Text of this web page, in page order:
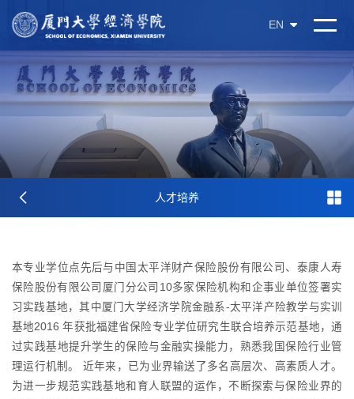
EN
人才培养
本专业学位点先后与中国太平洋财产保险股份有限公司、泰康人寿
保险股份有限公司厦门分公司10多家保险机构和企事业单位签署实
习实践基地，其中厦门大学经济学院金融系-太平洋产险教学与实训
基地2016 年获批福建省保险专业学位研究生联合培养示范基地，通
过实践基地提升学生的保险与金融实操能力，熟悉我国保险行业管
理运行机制。 近年来，已为业界输送了多名高层次、高素质人才。
为进一步规范实践基地和育人联盟的运作，不断探索与保险业界的